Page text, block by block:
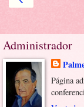
Administrador
Página